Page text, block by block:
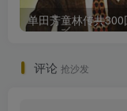
评论 抢沙发